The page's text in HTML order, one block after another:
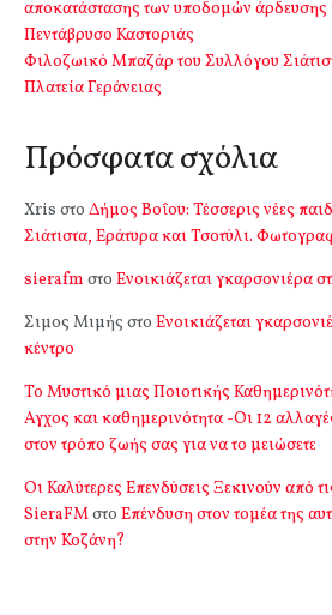
αποκατάστασης των υποδομών άρδευσης
Πεντάβρυσο Καστοριάς
Φιλοζωικό Μπαζάρ του Συλλόγου
Πλατεία Γεράνειας
Πρόσφατα σχόλια
Xris στο Δήμος Βοΐου: Τέσσερις νέες
Σιάτιστα, Εράτυρα και Τσοτύλι.
sierafm στο Ενοικιάζεται γκαρσονιέρα
Σιμος Μιμής στο Ενοικιάζεται
κέντρο
Το Μυστικό μιας Ποιοτικής
Αγχος και καθημερινότητα -Οι 12
στον τρόπο ζωής σας για να το μειώσετε
Οι Καλύτερες Επενδύσεις Ξεκινούν από
SieraFMστο Επένδυση στον τομέα της
στην Κοζάνη?